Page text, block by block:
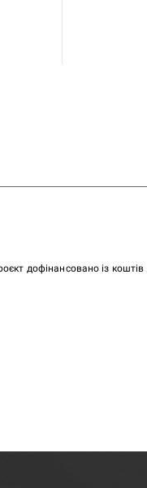
дофінансовано із